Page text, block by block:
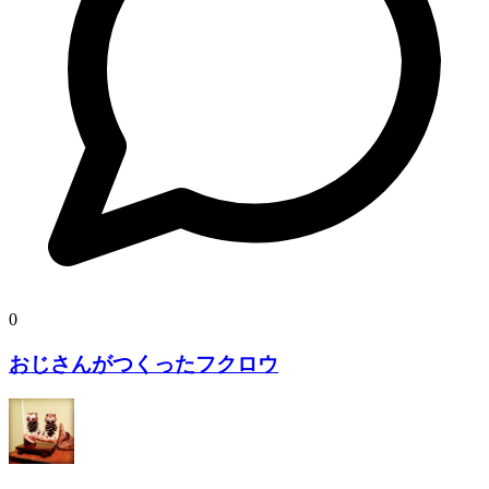
0
おじさんがつくったフクロウ